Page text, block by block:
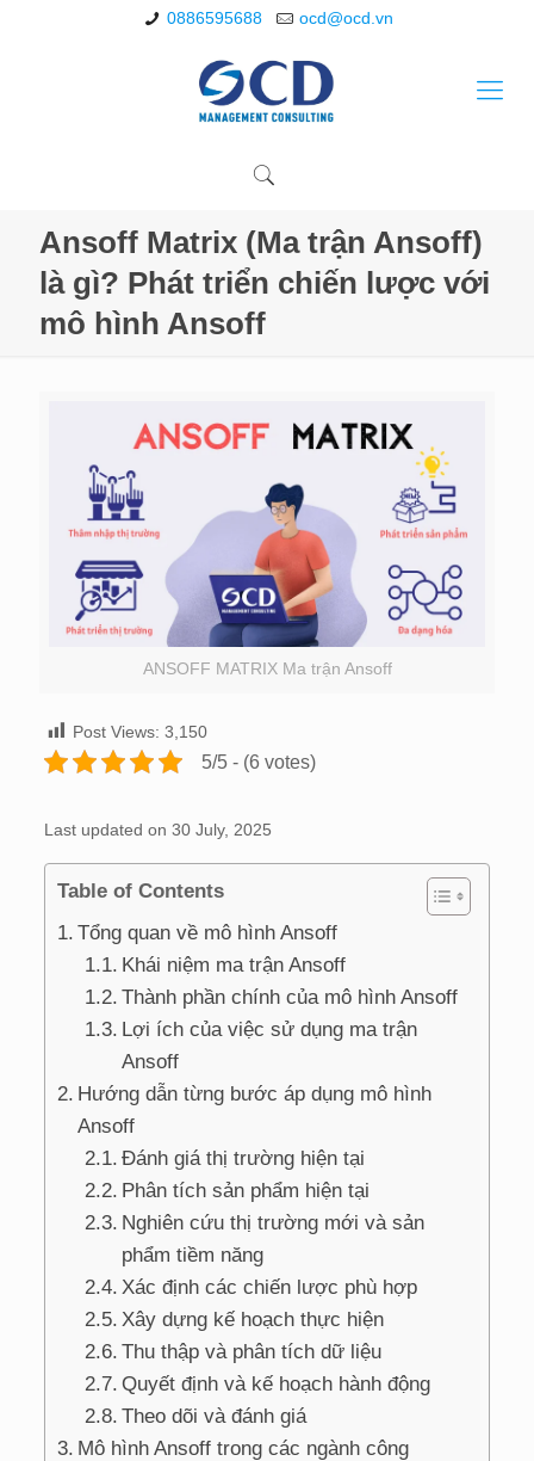
0886595688 ocd@ocd.vn
Ansoff Matrix (Ma trận Ansoff)
là gì? Phát triển chiến lược với
mô hình Ansoff
ANSOFF MATRIX Ma trận Ansoff
Post Views: 3,150
5/5 - (6 votes)
Last updated on 30 July, 2025
Table of Contents
Tổng quan về mô hình Ansoff
Khái niệm ma trận Ansoff
Thành phần chính của mô hình Ansoff
Lợi ích của việc sử dụng ma trận
Ansoff
Hướng dẫn từng bước áp dụng mô hình
Ansoff
Đánh giá thị trường hiện tại
Phân tích sản phẩm hiện tại
Nghiên cứu thị trường mới và sản
phẩm tiềm năng
Xác định các chiến lược phù hợp
Xây dựng kế hoạch thực hiện
Thu thập và phân tích dữ liệu
Quyết định và kế hoạch hành động
Theo dõi và đánh giá
Mô hình Ansoff trong các ngành công